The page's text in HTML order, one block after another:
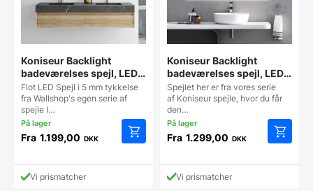
Koniseur Backlight
badeværelses spejl, LED –
lampeudtag – Antidug
Flot LED Spejl i 5 mm tykkelse
fra Wallshop's egen serie af
spejle I…
Fra 1.199,00 DKK
vare
Vi prismatcher
Koniseur Backlight
badeværelses spejl, LED,
Antidug og Touchsensor
Spejlet her er fra vores serie
af Koniseur spejle, hvor du får
den…
Fra 1.299,00 DKK
vare
Vi prismatcher